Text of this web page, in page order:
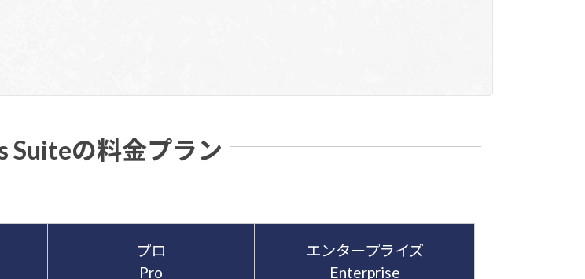
Suiteの料金プラン
プロ
Pro
エンタープライズ
Enterprise